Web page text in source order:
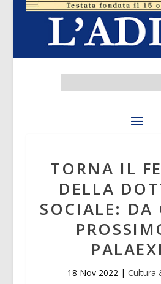
TORNA IL
DELLA
SOCIALE: DA
18 Nov 2022| Cultura